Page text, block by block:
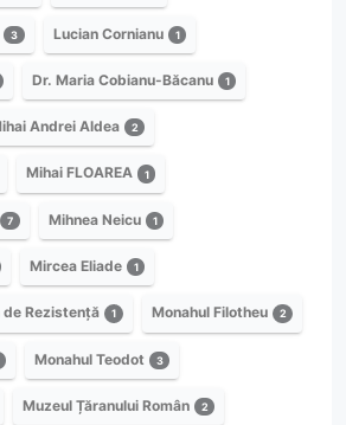
3 Lucian Cornianu 1
Dr. Maria Cobianu-Băcanu 1
Andrei Aldea 2
Mihai FLOAREA 1
7 Mihnea Neicu 1
Mircea Eliade 1
Rezistență 1 Monahul Filotheu 2
Monahul Teodot 3
Muzeul Țăranului Român 2